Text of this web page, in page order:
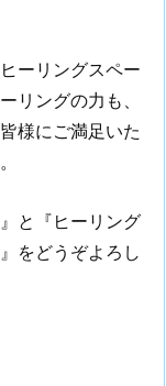
ーリングスペー
リングの力も、
様にご満足いた
と『ヒーリング
をどうぞよろし